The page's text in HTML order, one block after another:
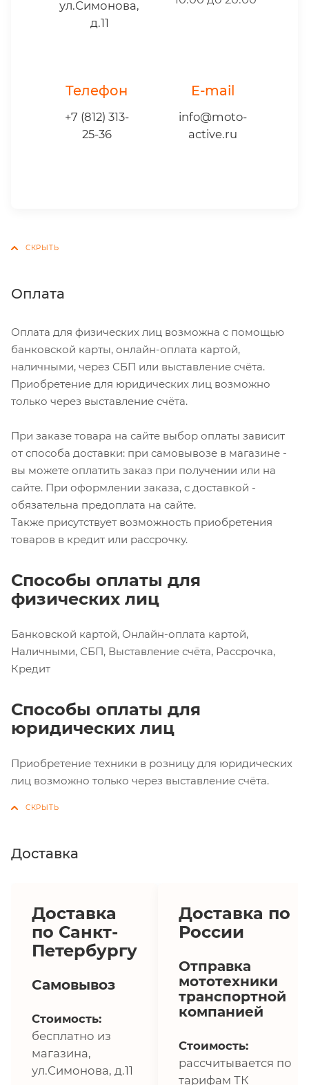
ул.Симонова,
д.11
Телефон
+7 (812) 313-
25-36
E-mail
info@moto-
active.ru
Оплата
Оплата для физических лиц возможна с помощью
банковской карты, онлайн-оплата картой,
наличными, через СБП или выставление счёта.
Приобретение для юридических лиц возможно
только через выставление счёта.
При заказе товара на сайте выбор оплаты зависит
от способа доставки: при самовывозе в магазине -
вы можете оплатить заказ при получении или на
сайте. При оформлении заказа, с доставкой -
обязательна предоплата на сайте.
Также присутствует возможность приобретения
товаров в кредит или рассрочку.
Способы оплаты для
физических лиц
Банковской картой, Онлайн-оплата картой,
Наличными, СБП, Выставление счёта, Рассрочка,
Кредит
Способы оплаты для
юридических лиц
Приобретение техники в розницу для юридических
лиц возможно только через выставление счёта.
Доставка
Доставка
по Санкт-
Петербургу
Самовывоз
Стоимость:
бесплатно из
магазина,
ул.Симонова, д.11
Доставка по
России
Отправка
мототехники
транспортной
компанией
Стоимость:
рассчитывается по
тарифам ТК